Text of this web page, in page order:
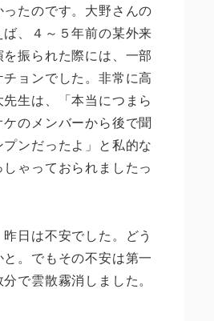
たのです。大野さんの
ば、４～５年前の某外来
振られた際には、一部
ョンでした。非常に高
生は、「本当につまら
のメンバーから後で聞
ンだったよ」と私的な
ゃっておられましたっ
日は不安でした。どう
。でもその不安は第一
で雲散霧消しました。